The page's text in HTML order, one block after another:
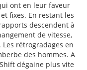
ont en leur faveur
fixes. En restant les
descendent à
de vitesse,
rétrogradages en
des hommes. A
dégaine plus vite